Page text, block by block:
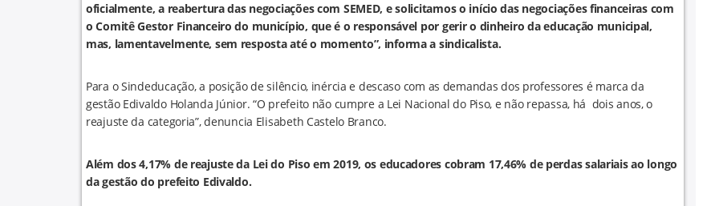
oficialmente, a reabertura das negociações com SEMED, e solicitamos o início das negociações financeiras com
o Comitê Gestor Financeiro do município, que é o responsável por gerir o dinheiro da educação municipal,
mas, lamentavelmente, sem resposta até o momento”, informa a sindicalista.
Para o Sindeducação, a posição de silêncio, inércia e descaso com as demandas dos professores é marca da
gestão Edivaldo Holanda Júnior. “O prefeito não cumpre a Lei Nacional do Piso, e não repassa, há dois anos, o
reajuste da categoria”, denuncia Elisabeth Castelo Branco.
Além dos 4,17% de reajuste da Lei do Piso em 2019, os educadores cobram 17,46% de perdas salariais ao longo
da gestão do prefeito Edivaldo.